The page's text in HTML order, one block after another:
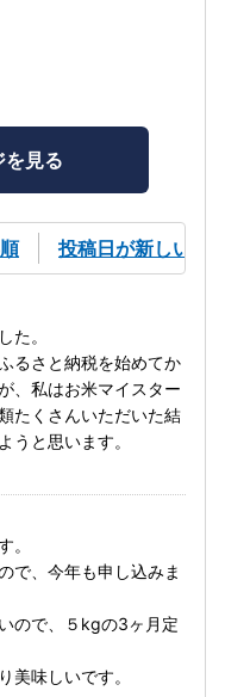
を見る
投稿日が新しい順
た。
るさと納税を始めてか
、私はお米マイスター
たくさんいただいた結
うと思います。
。
で、今年も申し込みま
ので、５kgの3ヶ月定
美味しいです。